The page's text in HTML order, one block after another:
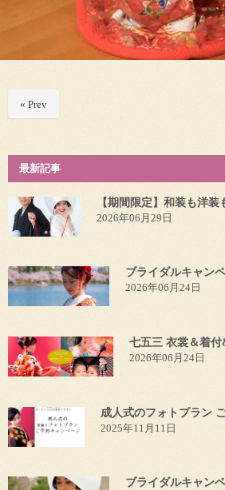
« Prev
最新記事
【期間限定】和装も洋装
2026年06月29日
ブライダルキャン
2026年06月24日
七五三 衣裳＆着
2026年06月24日
成人式のフォトプラン
2025年11月11日
ブライダルキャン